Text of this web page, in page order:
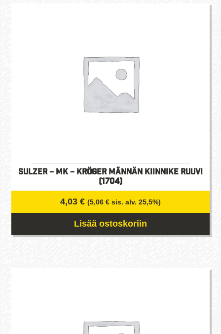
Sulzer – MK – Kröger Männän kiinnike ruuvi
(1704)
4,03 € (5,06 € sis. alv. 25,5%)
Lisää ostoskoriin